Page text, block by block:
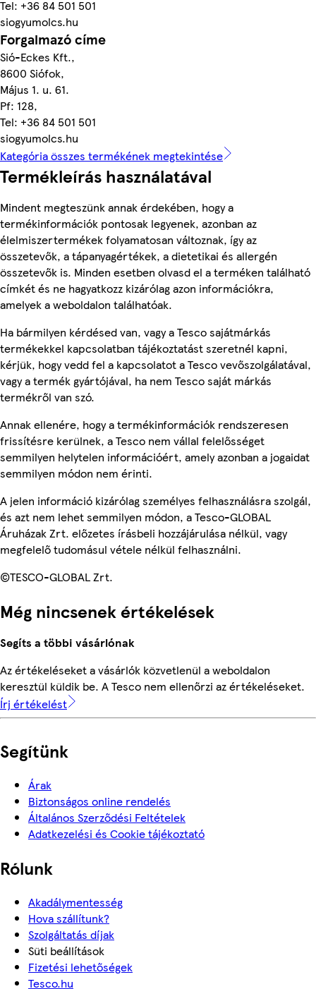
Tel: +36 84 501 501
siogyumolcs.hu
Forgalmazó címe
Sió-Eckes Kft.,
8600 Siófok,
Május 1. u. 61.
Pf: 128,
Tel: +36 84 501 501
siogyumolcs.hu
Kategória összes termékének megtekintése
Termékleírás használatával
Mindent megteszünk annak érdekében, hogy a
termékinformációk pontosak legyenek, azonban az
élelmiszertermékek folyamatosan változnak, így az
összetevők, a tápanyagértékek, a dietetikai és allergén
összetevők is. Minden esetben olvasd el a terméken található
címkét és ne hagyatkozz kizárólag azon információkra,
amelyek a weboldalon találhatóak.
Ha bármilyen kérdésed van, vagy a Tesco sajátmárkás
termékekkel kapcsolatban tájékoztatást szeretnél kapni,
kérjük, hogy vedd fel a kapcsolatot a Tesco vevőszolgálatával,
vagy a termék gyártójával, ha nem Tesco saját márkás
termékről van szó.
Annak ellenére, hogy a termékinformációk rendszeresen
frissítésre kerülnek, a Tesco nem vállal felelősséget
semmilyen helytelen információért, amely azonban a jogaidat
semmilyen módon nem érinti.
A jelen információ kizárólag személyes felhasználásra szolgál,
és azt nem lehet semmilyen módon, a Tesco-GLOBAL
Áruházak Zrt. előzetes írásbeli hozzájárulása nélkül, vagy
megfelelő tudomásul vétele nélkül felhasználni.
©TESCO-GLOBAL Zrt.
Még nincsenek értékelések
Segíts a többi vásárlónak
Az értékeléseket a vásárlók közvetlenül a weboldalon
keresztül küldik be. A Tesco nem ellenőrzi az értékeléseket.
Írj értékelést
Segítünk
Árak
Biztonságos online rendelés
Általános Szerződési Feltételek
Adatkezelési és Cookie tájékoztató
Rólunk
Akadálymentesség
Hova szállítunk?
Szolgáltatás díjak
Süti beállítások
Fizetési lehetőségek
Tesco.hu